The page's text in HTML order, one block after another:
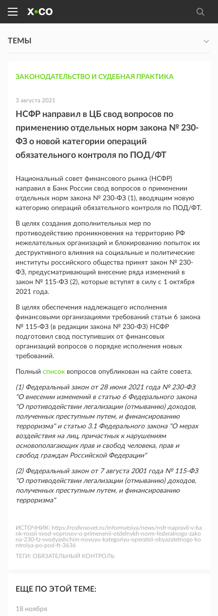
ТЕМЫ
ЗАКОНОДАТЕЛЬСТВО И СУДЕБНАЯ ПРАКТИКА
3 августа 2021
НСФР направил в ЦБ свод вопросов по
применению отдельных норм закона № 230-
ФЗ о новой категории операций
обязательного контроля по ПОД/ФТ
Национальный совет финансового рынка (НСФР)
направил в Банк России свод вопросов о применении
отдельных норм закона № 230-ФЗ (1), вводящим новую
категорию операций обязательного контроля по ПОД/ФТ.
В целях создания дополнительных мер по
противодействию проникновения на территорию РФ
нежелательных организаций и блокированию попыток их
деструктивного влияния на социальные и политические
институты российского общества принят закон № 230-
ФЗ, предусматривающий внесение ряда изменений в
закон № 115-ФЗ (2), которые вступят в силу с 1 октября
2021 года.
В целях обеспечения надлежащего исполнения
финансовыми организациями требований статьи 6 закона
№ 115-ФЗ (в редакции закона № 230-ФЗ) НСФР
подготовил свод поступивших от финансовых
организаций вопросов о порядке исполнения новых
требований.
Полный список вопросов опубликован на сайте совета.
(1) Федеральный закон от 28 июня 2021 года № 230-ФЗ
"О внесении изменений в статью 6 Федерального закона
"О противодействии легализации (отмыванию) доходов,
полученных преступным путем, и финансированию
терроризма" и статью 3.1 Федерального закона "О мерах
воздействия на лиц, причастных к нарушениям
основополагающих прав и свобод человека, прав и
свобод граждан Российской Федерации"
(2) Федеральный закон от 7 августа 2001 года № 115-ФЗ
"О противодействии легализации (отмыванию) доходов,
полученных преступным путем, и финансированию
терроризма"
ИСТОЧНИК: https://rosfinsovet.ru/informatsiya/news/nsfr-napravil-v-ba
nk-rossii-svod-voprosov-o-primenenii-otdelnykh-norm-federalnogo-zako
na-230-fz-vvodyashchim-novuyu-kategoriyu-operatsii-obyazatelnogo-ko
ntrolya-po-pod-ft-3636
ТЕГИ: ОБЯЗАТЕЛЬНЫЙ КОНТРОЛЬ
ЕЩЕ ПО ЭТОЙ ТЕМЕ:
18 ноября